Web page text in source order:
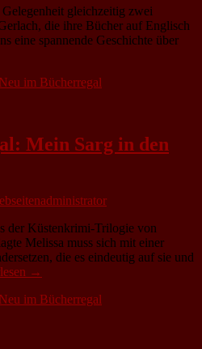
gleichzeitig zwei
die ihre Bücher auf Englisch
eine spannende Geschichte über
Neu im Bücherregal
Mein Sarg in den
der Küstenkrimi-Trilogie von
Melissa muss sich mit einer
die es eindeutig auf sie und
→
Neu im Bücherregal